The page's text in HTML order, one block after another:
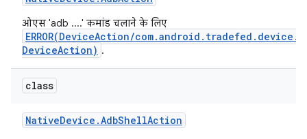
ओएस 'adb ....' कमांड चलाने के लिए
ERROR(DeviceAction/
DeviceAction) .
class
NativeDevice .AdbShellAction